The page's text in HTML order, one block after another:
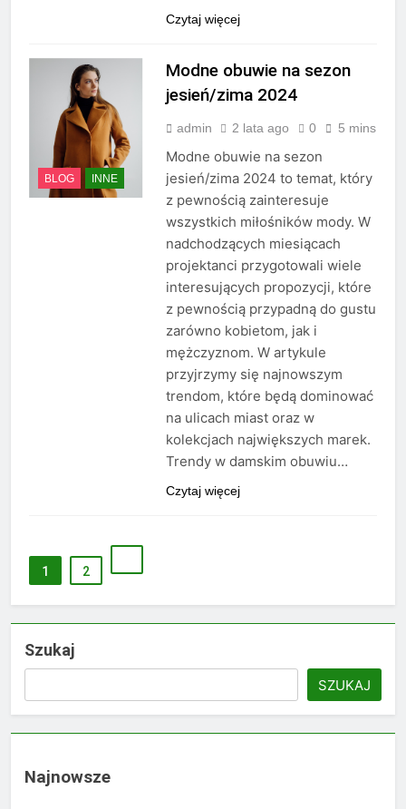
Czytaj więcej
BLOG INNE
Modne obuwie na sezon
jesień/zima 2024
admin 2 lata ago 0 5 mins
Modne obuwie na sezon
jesień/zima 2024 to temat, który
z pewnością zainteresuje
wszystkich miłośników mody. W
nadchodzących miesiącach
projektanci przygotowali wiele
interesujących propozycji, które
z pewnością przypadną do gustu
zarówno kobietom, jak i
mężczyznom. W artykule
przyjrzymy się najnowszym
trendom, które będą dominować
na ulicach miast oraz w
kolekcjach największych marek.
Trendy w damskim obuwiu…
Czytaj więcej
1 2
Szukaj
SZUKAJ
Najnowsze